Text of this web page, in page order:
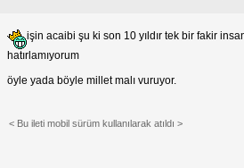
işin acaibi şu ki son 10 yıldır tek bir fakir
hatırlamıyorum
öyle yada böyle millet malı vuruyor.
< Bu ileti mobil sürüm kullanılarak atıldı >